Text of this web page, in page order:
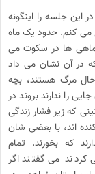
جلسه را اینگونه
می کنم. حدود یک ماه
ها در سکوت می
در آن نشان می داد
مرگ هستند، بچه
را ندارند بروند در
که زیر فشار زندگی
اند، با بعضی شان
که بخورند. تمام
می گفتند اگر